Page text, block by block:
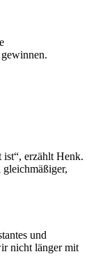
erzählt Henk.
und
nicht länger mit